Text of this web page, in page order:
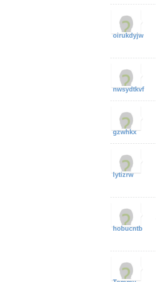
oirukdyjw
nwsydtkvf
gzwhkx
lytizrw
hobucntb